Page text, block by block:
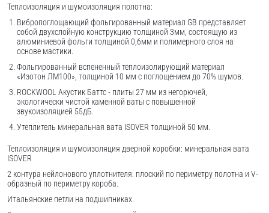
Теплоизоляция и шумоизоляция полотна:
Вибропоглощающий фольгированный материал GB представляет
собой двухслойную конструкцию толщиной 3мм, состоящую из
алюминиевой фольги толщиной 0,6мм и полимерного слоя на
основе мастики.
Фольгированный вспененный теплоизолирующий материал
«Изотон ЛМ100», толщиной 10 мм с поглощением до 70% шумов.
ROCKWOOL Акустик Баттс - плиты 27 мм из негорючей,
экологически чистой каменной ваты с повышенной
звукоизоляцией 55дБ.
Утеплитель минеральная вата ISOVER толщиной 50 мм.
Теплоизоляция и шумоизоляция дверной коробки: минеральная вата
ISOVER
2 контура нейлонового уплотнителя: плоский по периметру полотна и V-
образный по периметру короба.
Итальянские петли на подшипниках.